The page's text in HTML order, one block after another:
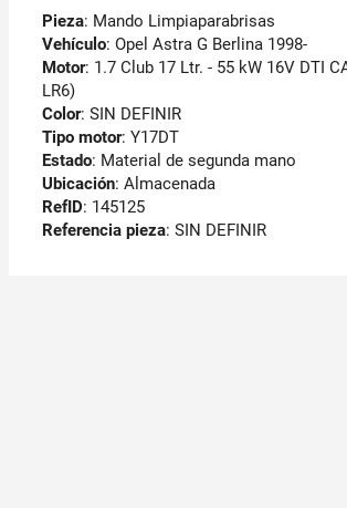
Pieza: Mando Limpiaparabrisas
Vehículo: Opel Astra G Berlina 1998-
Motor: 1.7 Club 17 Ltr. - 55 kW 16V DTI
LR6)
Color: SIN DEFINIR
Tipo motor: Y17DT
Estado: Material de segunda mano
Ubicación: Almacenada
RefID: 145125
Referencia pieza: SIN DEFINIR